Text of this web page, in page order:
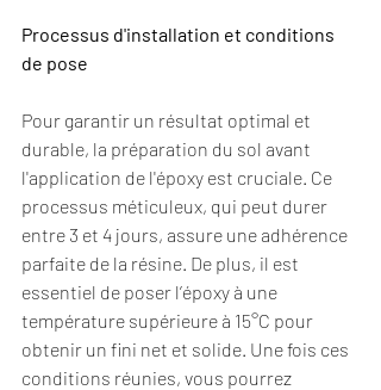
Processus d'installation et conditions
de pose
Pour garantir un résultat optimal et
durable, la préparation du sol avant
l'application de l'époxy est cruciale. Ce
processus méticuleux, qui peut durer
entre 3 et 4 jours, assure une adhérence
parfaite de la résine. De plus, il est
essentiel de poser l’époxy à une
température supérieure à 15°C pour
obtenir un fini net et solide. Une fois ces
conditions réunies, vous pourrez